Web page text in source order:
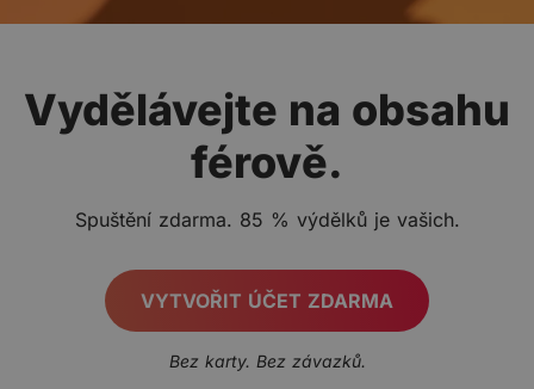
Vydělávejte na obsahu
férově.
Spuštění zdarma. 85 % výdělků je vašich.
VYTVOŘIT ÚČET ZDARMA
Bez karty. Bez závazků.